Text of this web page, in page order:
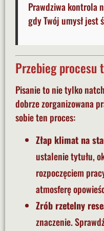
Prawdziwa kontrola
gdy Twój umysł jest
Przebieg procesu
Pisanie to nie tylko
dobrze zorganizowana
sobie ten proces:
Złap klimat na
ustalenie tytułu,
rozpoczęciem
atmosferę
Zrób rzetelny
znaczenie.